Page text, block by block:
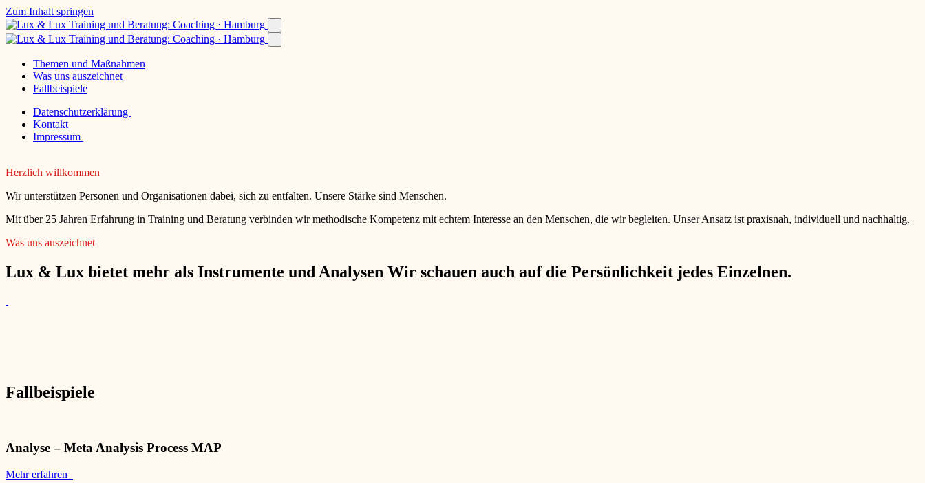
Zum Inhalt springen
Themen und Maßnahmen
Was uns auszeichnet
Fallbeispiele
Datenschutzerklärung
Kontakt
Impressum
Herzlich willkommen
Wir unterstützen Personen und Organisationen dabei, sich zu entfalten. Unsere Stärke sind Menschen.
Mit über 25 Jahren Erfahrung in Training und Beratung verbinden wir methodische Kompetenz mit echtem Interesse an den Menschen, die wir begleiten. Unser Ansatz ist praxisnah, individuell und nachhaltig.
Was uns auszeichnet
Lux & Lux bietet mehr als Instrumente und Analysen Wir schauen auch auf die Persönlichkeit jedes Einzelnen.
Fallbeispiele
Analyse – Meta Analysis Process MAP
Mehr erfahren